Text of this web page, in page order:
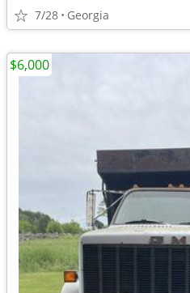
7/28 Georgia
$6,000